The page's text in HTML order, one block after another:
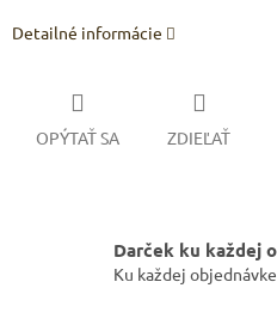
Detailné informácie
OPÝTAŤ SA ZDIEĽAŤ
Darček ku každej
Ku každej